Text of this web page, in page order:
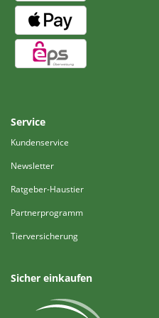
Service
Kundenservice
Newsletter
Ratgeber-Haustier
Partnerprogramm
Tierversicherung
Sicher einkaufen